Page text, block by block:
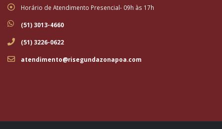
Horário de Atendimento Presencial- 09h às 17h
(51) 3013-4660
(51) 3226-0622
atendimento@risegundazonapoa.com